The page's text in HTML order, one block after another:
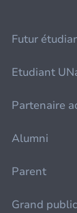
Futur
Etudiant
Partenaire
Alumni
Parent
Grand public